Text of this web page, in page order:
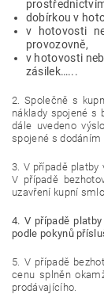
dobírkou v
v hotovosti
provozovně,
v hotovosti
zásilek…...
2. Společně s
náklady spojené s
dále uvedeno
spojené s dodáním
3. V případě platby
V případě
uzavření kupní
4. V případě
podle pokynů
5. V případě
cenu splněn
prodávajícího.